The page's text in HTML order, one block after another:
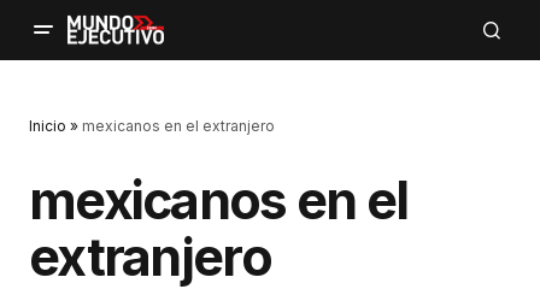
Inicio » mexicanos en el extranjero
mexicanos en el
extranjero